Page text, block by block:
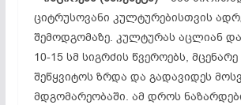
ციტრუსოვანი კულტურებისთვის
შემოდგომაზე. კულტურას აცლიან
10-15 სმ სიგრძის წვეროებს,
შეწყვიტოს ზრდა და გადავიდეს
მდგომარეობაში. ამ დროს